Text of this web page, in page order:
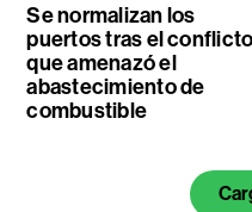
Se normalizan los
puertos tras el conflicto
que amenazó el
abastecimiento de
combustible